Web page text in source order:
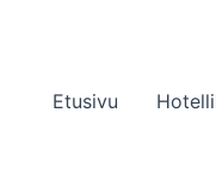
Etusivu